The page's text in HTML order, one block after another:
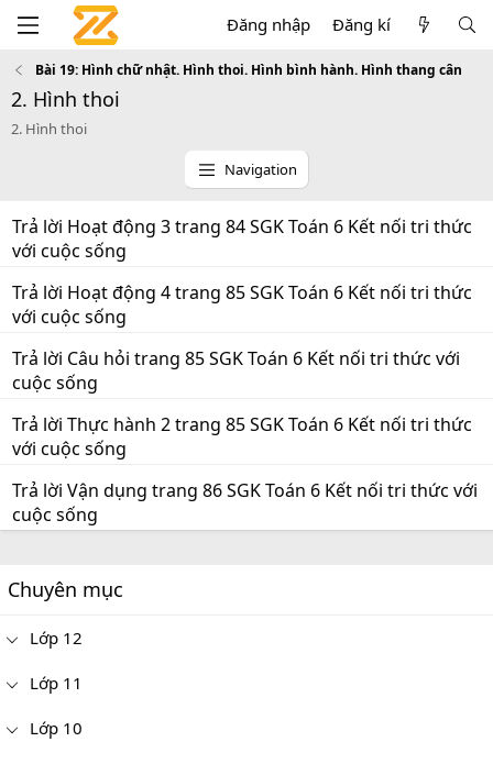
Đăng nhập Đăng kí
Bài 19: Hình chữ nhật. Hình thoi. Hình bình hành. Hình thang cân
2. Hình thoi
2. Hình thoi
Navigation
Trả lời Hoạt động 3 trang 84 SGK Toán 6 Kết nối tri thức
với cuộc sống
Trả lời Hoạt động 4 trang 85 SGK Toán 6 Kết nối tri thức
với cuộc sống
Trả lời Câu hỏi trang 85 SGK Toán 6 Kết nối tri thức với
cuộc sống
Trả lời Thực hành 2 trang 85 SGK Toán 6 Kết nối tri thức
với cuộc sống
Trả lời Vận dụng trang 86 SGK Toán 6 Kết nối tri thức với
cuộc sống
Chuyên mục
Lớp 12
Lớp 11
Lớp 10